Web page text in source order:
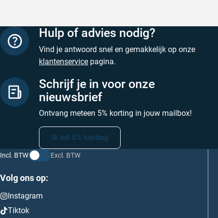
Hulp of advies nodig?
Vind je antwoord snel en gemakkelijk op onze
klantenservice pagina.
Schrijf je in voor onze
nieuwsbrief
Ontvang meteen 5% korting in jouw mailbox!
Ik wil 5% korting
Incl. BTW Excl. BTW
Volg ons op:
Instagram
Tiktok